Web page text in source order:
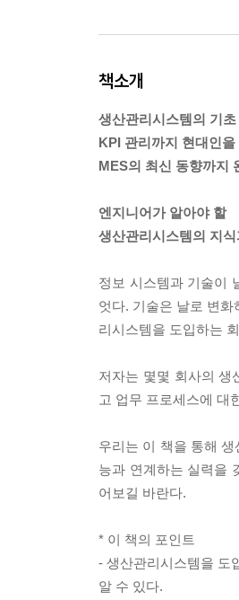
책소개
생산관리시스템의 기
KPI 관리까지 현대인
MES의 최신 동향까지
엔지니어가 알아야 할
생산관리시스템의 지
정보 시스템과 기술이
엇다. 기술은 날로 변
리시스템을 도입하는
저자는 몇몇 회사의 생
고 업무 프로세스에 대
우리는 이 책을 통해
능과 연계하는 실력을
어보길 바란다.
* 이 책의 포인트
- 생산관리시스템을 도
알 수 있다.